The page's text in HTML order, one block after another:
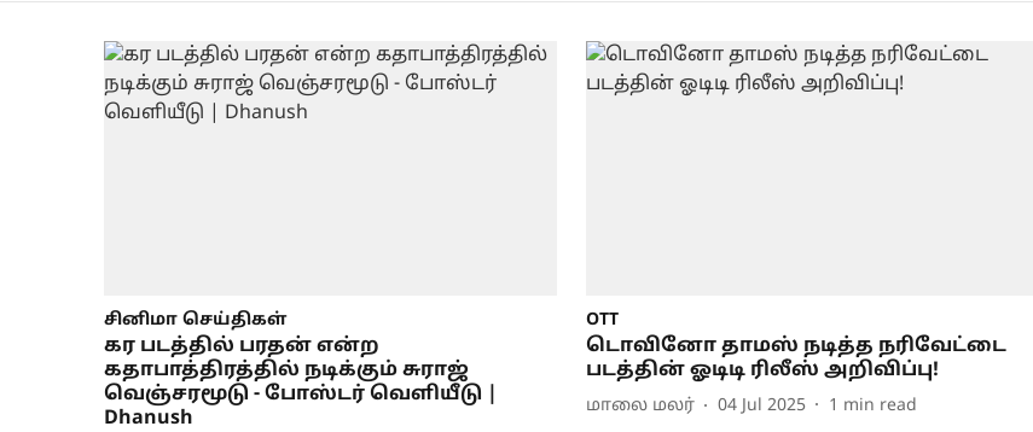
சினிமா செய்திகள்
கர படத்தில் பரதன் என்ற
கதாபாத்திரத்தில் நடிக்கும் சுராஜ்
வெஞ்சரமூடு - போஸ்டர் வெளியீடு |
Dhanush
OTT
டொவினோ தாமஸ் நடித்த நரிவேட்டை
படத்தின் ஓடிடி ரிலீஸ் அறிவிப்பு!
மாலை மலர் 04 Jul 2025 1 min read